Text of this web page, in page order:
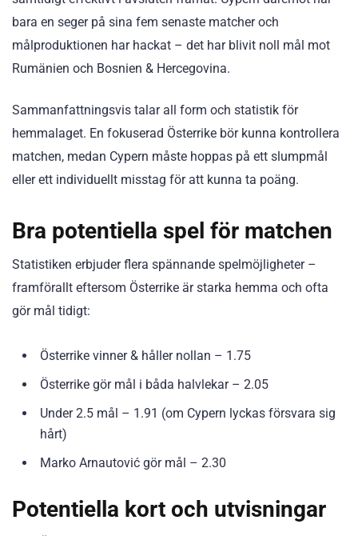
bara en seger på sina fem senaste matcher och
målproduktionen har hackat – det har blivit noll mål mot
Rumänien och Bosnien & Hercegovina.
Sammanfattningsvis talar all form och statistik för
hemmalaget. En fokuserad Österrike bör kunna kontrollera
matchen, medan Cypern måste hoppas på ett slumpmål
eller ett individuellt misstag för att kunna ta poäng.
Bra potentiella spel för matchen
Statistiken erbjuder flera spännande spelmöjligheter –
framförallt eftersom Österrike är starka hemma och ofta
gör mål tidigt:
Österrike vinner & håller nollan – 1.75
Österrike gör mål i båda halvlekar – 2.05
Under 2.5 mål – 1.91 (om Cypern lyckas försvara sig
hårt)
Marko Arnautović gör mål – 2.30
Potentiella kort och utvisningar